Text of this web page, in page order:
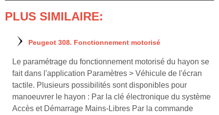
PLUS SIMILAIRE:
Peugeot 308. Fonctionnement motorisé
Le paramétrage du fonctionnement motorisé du hayon se
fait dans l'application Paramètres > Véhicule de l'écran
tactile. Plusieurs possibilités sont disponibles pour
manoeuvrer le hayon : Par la clé électronique du système
Accès et Démarrage Mains-Libres Par la commande